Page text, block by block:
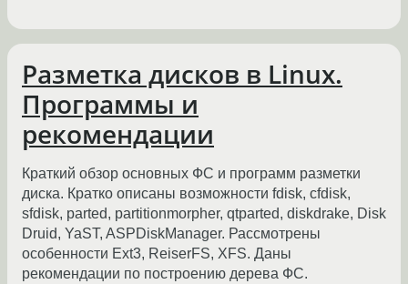
Разметка дисков в Linux.
Программы и
рекомендации
Краткий обзор основных ФС и программ разметки
диска. Кратко описаны возможности fdisk, cfdisk,
sfdisk, parted, partitionmorpher, qtparted, diskdrake, Disk
Druid, YaST, ASPDiskManager. Рассмотрены
особенности Ext3, ReiserFS, XFS. Даны
рекомендации по построению дерева ФС.